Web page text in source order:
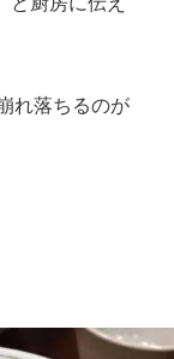
れ落ちるのが